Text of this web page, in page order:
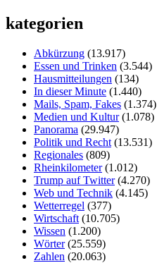
kategorien
Abkürzung (13.917)
Essen und Trinken (3.544)
Hausmitteilungen (134)
In dieser Minute (1.440)
Mails, Spam, Fakes (1.374)
Medien und Kultur(1.078)
Panorama (29.947)
Politik und Recht (13.531)
Regionales (809)
Rheinkilometer(1.012)
Trump auf Twitter(4.270)
Web und Technik (4.145)
Wetterregel (377)
Wirtschaft (10.705)
Wissen (1.200)
Wörter(25.559)
Zahlen (20.063)